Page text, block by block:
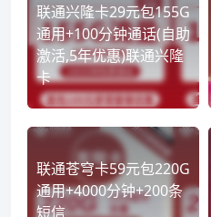
联通兴隆卡29元包155G
通用+100分钟通话(自助
激活,5年优惠)联通兴隆
卡
联通苍穹卡59元包220G
通用+4000分钟+200条
短信